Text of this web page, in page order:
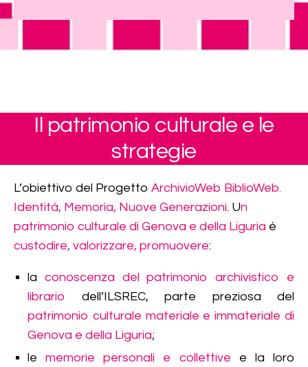
Il patrimonio culturale e le
strategie
L’obiettivo del Progetto ArchivioWeb BiblioWeb.
Identità, Memoria, Nuove Generazioni. Un
patrimonio culturale di Genova e della Liguria è
custodire, valorizzare, promuovere:
la conoscenza del patrimonio archivistico e
librario
dell’ILSREC, parte preziosa del
patrimonio culturale materiale e immateriale di
Genova e della Liguria;
lememorie personali e collettive e la loro